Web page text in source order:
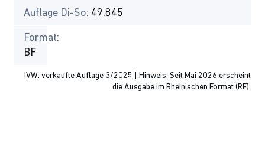
Auflage Di-So: 49.845
Format:
BF
IVW: verkaufte Auflage 3/2025 | Hinweis: Seit Mai 2026 erscheint
die Ausgabe im Rheinischen Format (RF).